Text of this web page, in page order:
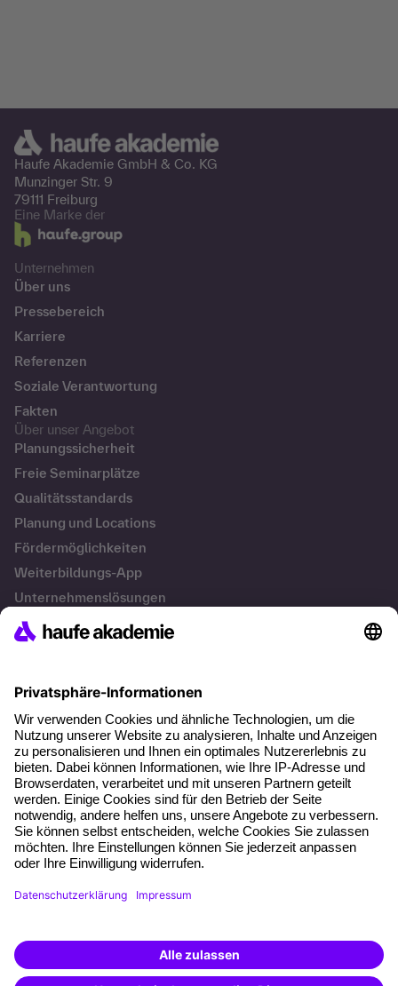
Haufe Akademie GmbH & Co. KG
Munzinger Str. 9
79111 Freiburg
Eine Marke der
Unternehmen
Über uns
Pressebereich
Karriere
Referenzen
Soziale Verantwortung
Fakten
Über unser Angebot
Planungssicherheit
Freie Seminarplätze
Qualitätsstandards
Planung und Locations
Fördermöglichkeiten
Weiterbildungs-App
Unternehmenslösungen
Potenzialanalyse
Coaching
Kontakt & Support
Kontakt
FAQs
+49 761 595339-00
AGB
Impressum
Datenschutz